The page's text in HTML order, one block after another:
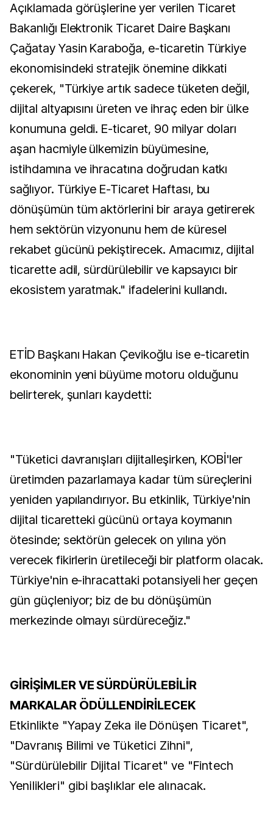
Açıklamada görüşlerine yer verilen Ticaret
Bakanlığı Elektronik Ticaret Daire Başkanı
Çağatay Yasin Karaboğa, e-ticaretin Türkiye
ekonomisindeki stratejik önemine dikkati
çekerek, "Türkiye artık sadece tüketen değil,
dijital altyapısını üreten ve ihraç eden bir ülke
konumuna geldi. E-ticaret, 90 milyar doları
aşan hacmiyle ülkemizin büyümesine,
istihdamına ve ihracatına doğrudan katkı
sağlıyor. Türkiye E-Ticaret Haftası, bu
dönüşümün tüm aktörlerini bir araya getirerek
hem sektörün vizyonunu hem de küresel
rekabet gücünü pekiştirecek. Amacımız, dijital
ticarette adil, sürdürülebilir ve kapsayıcı bir
ekosistem yaratmak." ifadelerini kullandı.
ETİD Başkanı Hakan Çevikoğlu ise e-ticaretin
ekonominin yeni büyüme motoru olduğunu
belirterek, şunları kaydetti:
"Tüketici davranışları dijitalleşirken, KOBİ'ler
üretimden pazarlamaya kadar tüm süreçlerini
yeniden yapılandırıyor. Bu etkinlik, Türkiye'nin
dijital ticaretteki gücünü ortaya koymanın
ötesinde; sektörün gelecek on yılına yön
verecek fikirlerin üretileceği bir platform olacak.
Türkiye'nin e-ihracattaki potansiyeli her geçen
gün güçleniyor; biz de bu dönüşümün
merkezinde olmayı sürdüreceğiz."
GİRİŞİMLER VE SÜRDÜRÜLEBİLİR
MARKALAR ÖDÜLLENDİRİLECEK
Etkinlikte "Yapay Zeka ile Dönüşen Ticaret",
"Davranış Bilimi ve Tüketici Zihni",
"Sürdürülebilir Dijital Ticaret" ve "Fintech
Yenilikleri" gibi başlıklar ele alınacak.